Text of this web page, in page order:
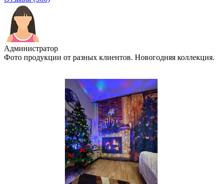
Администратор
Фото продукции от разных клиентов. Новогодняя коллекция.